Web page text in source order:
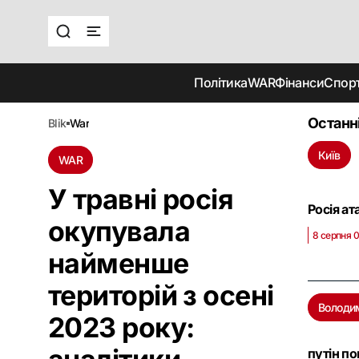
ПолітикаWARФінанси
blik war
WAR
У травні росія
окупувала
найменше
територій з осені
2023 року:
Київ
Росія
8 серпня
путін